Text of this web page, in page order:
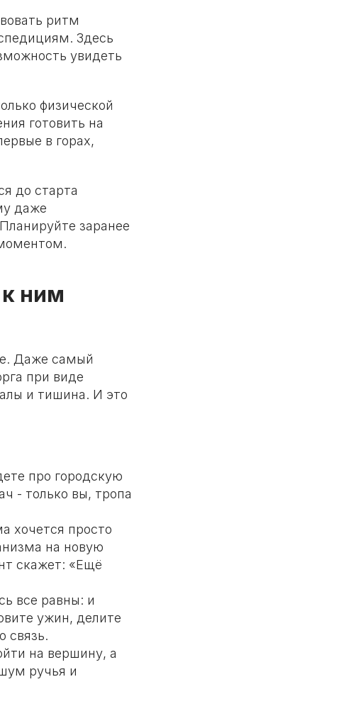
ритм
Здесь
увидеть
физической
готовить на
в горах,
до старта
даже
заранее
ним
Даже самый
при виде
и тишина. И это
про городскую
- только вы, тропа
хочется просто
на новую
скажет: «Ещё
все равны: и
ужин, делите
связь.
на вершину, а
ручья и